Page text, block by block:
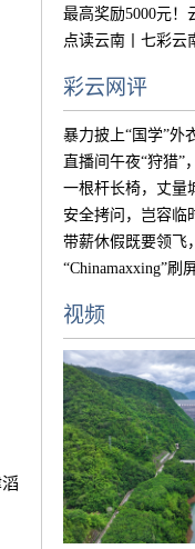
中国
最高奖励5000元！
物违
点读云南丨七彩云
彩云网评
暴力披上“国学”外
直播间午夜“狩猎”
一根杆长椅，丈量
安全拷问，岂容临
带薪休假既要领飞
“Chinamaxxing”刷
视频